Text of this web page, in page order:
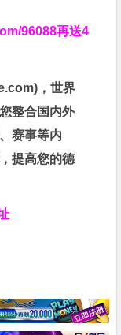
96088再送4
)，世界
整合国内外
赛事等内
提高您的德